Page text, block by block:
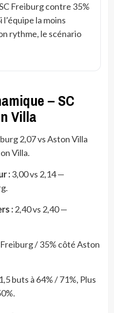
Freiburg contre 35%
la moins
rythme, le scénario
– SC
Villa
2,07 vs Aston Villa
Villa.
:3,00 vs 2,14 —
:2,40 vs 2,40 —
/ 35% côté Aston
buts à 64% / 71%, Plus